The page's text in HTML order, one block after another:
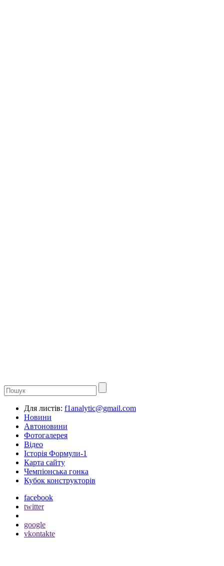
Для листів: f1analytic@gmail.com
Новини
Автоновини
Фотогалерея
Відео
Історія Формули-1
Карта сайту
Чемпіонська гонка
Кубок конструкторів
facebook
twitter
google
vkontakte